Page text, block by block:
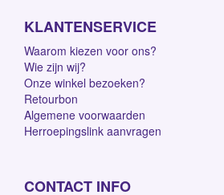
KLANTENSERVICE
Waarom kiezen voor ons?
Wie zijn wij?
Onze winkel bezoeken?
Retourbon
Algemene voorwaarden
Herroepingslink aanvragen
CONTACT INFO